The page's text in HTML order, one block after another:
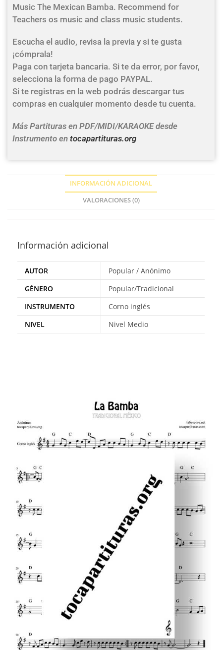
Music The Mexican Bamba. Recommend for
Teachers os music and class music students.
Escucha el audio, revisa la previa y si te gusta
¡cómprala!
Paga con tarjeta bancaria. Si te da error, por favor,
selecciona la forma de pago PAYPAL.
Si te registras en la web podrás descargar tus
compras en cualquier momento desde tu cuenta.
Más Partituras en PDF/MIDI/KARAOKE desde
Instrumento en tocapartituras.org
INFORMACIÓN ADICIONAL
VALORACIONES (0)
Información adicional
AUTOR
Popular / Anónimo
GÉNERO
Popular/Tradicional
INSTRUMENTO
Corno inglés
NIVEL
Nivel Medio